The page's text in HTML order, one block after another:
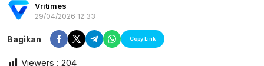
Vritimes
29/04/2026 12:33
Bagikan Copy Link
Viewers : 204